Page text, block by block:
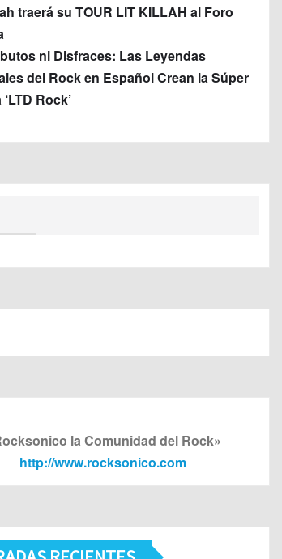
traerá su TOUR LIT KILLAH al Foro
ni Disfraces: Las Leyendas
del Rock en Español Crean la Súper
Rock’
la Comunidad del Rock»
http://www.rocksonico.com